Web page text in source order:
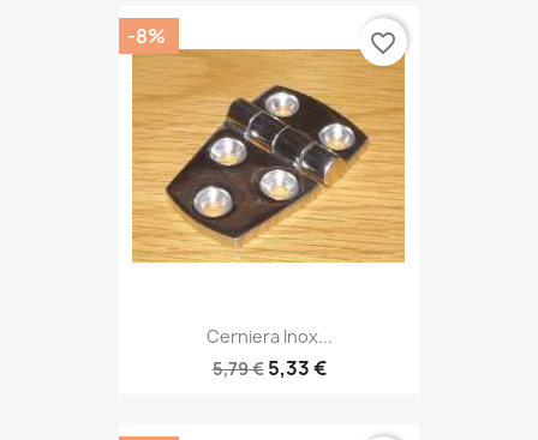
Cerniera Inox...
5,79 € 5,33 €
-8% favorite_border